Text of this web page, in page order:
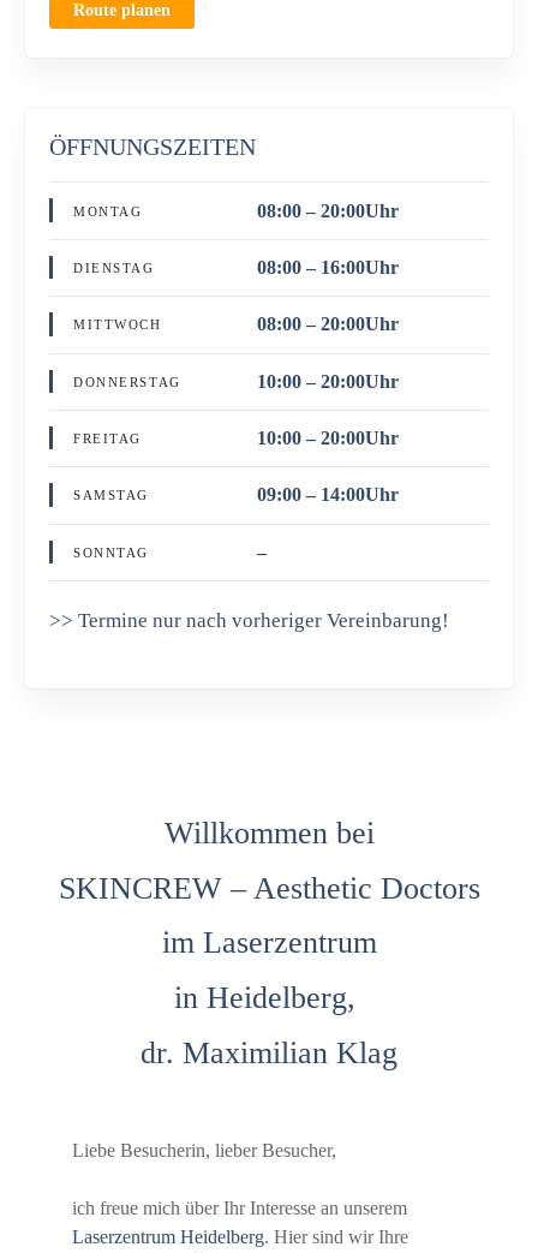
Route planen
ÖFFNUNGSZEITEN
MONTAG 08:00 – 20:00Uhr
DIENSTAG 08:00 – 16:00Uhr
MITTWOCH 08:00 – 20:00Uhr
DONNERSTAG 10:00 – 20:00Uhr
FREITAG 10:00 – 20:00Uhr
SAMSTAG 09:00 – 14:00Uhr
SONNTAG –
>> Termine nur nach vorheriger Vereinbarung!
Willkommen bei
SKINCREW – Aesthetic Doctors
im Laserzentrum
in Heidelberg,
dr. Maximilian Klag
Liebe Besucherin, lieber Besucher,
ich freue mich über Ihr Interesse an unserem
Laserzentrum Heidelberg. Hier sind wir Ihre